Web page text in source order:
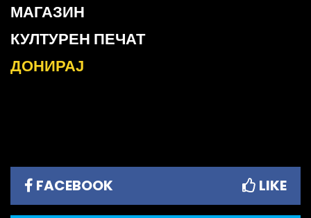
МАГАЗИН
КУЛТУРЕН ПЕЧАТ
ДОНИРАЈ
FACEBOOK LIKE